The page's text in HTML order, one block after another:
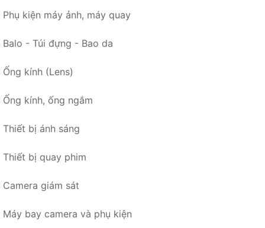
Phụ kiện máy ảnh, máy quay
Balo - Túi đựng - Bao da
Ống kính (Lens)
Ống kính, ống ngắm
Thiết bị ánh sáng
Thiết bị quay phim
Camera giám sát
Máy bay camera và phụ kiện